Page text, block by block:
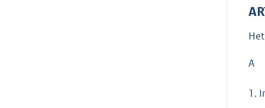
A
1.